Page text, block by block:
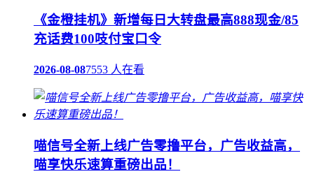
《金橙挂机》新增每日大转盘最高888现金/85
充话费100吱付宝口令
2026-08-087553 人在看
喵信号全新上线广告零撸平台，广告收益高，
喵享快乐速算重磅出品！